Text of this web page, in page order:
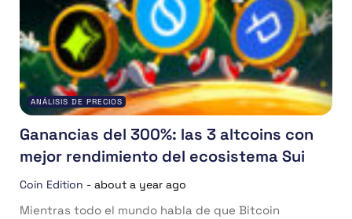
ANÁLISIS DE PRECIOS
Ganancias del 300%: las 3 altcoins con
mejor rendimiento del ecosistema Sui
Coin Edition - about a year ago
Mientras todo el mundo habla de que Bitcoin